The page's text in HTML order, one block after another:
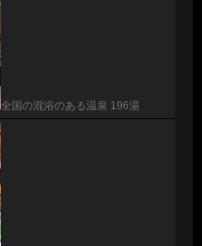
全国の混浴のある温泉 196湯